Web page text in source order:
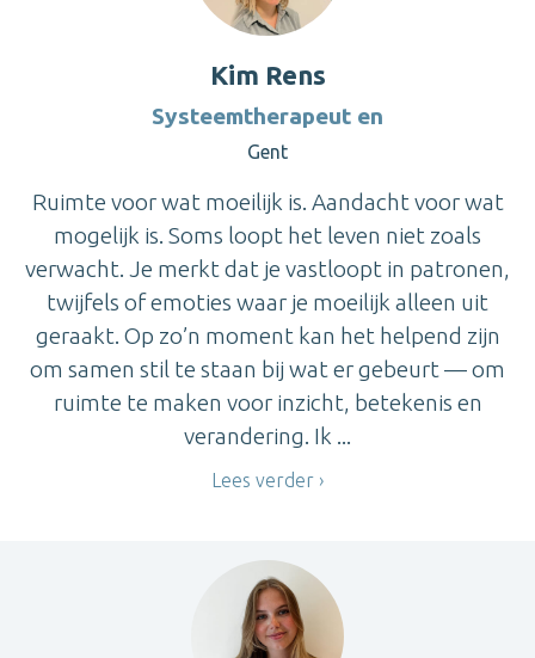
Kim Rens
Systeemtherapeut en
Gent
Ruimte voor wat moeilijk is. Aandacht voor wat
mogelijk is. Soms loopt het leven niet zoals
verwacht. Je merkt dat je vastloopt in patronen,
twijfels of emoties waar je moeilijk alleen uit
geraakt. Op zo’n moment kan het helpend zijn
om samen stil te staan bij wat er gebeurt — om
ruimte te maken voor inzicht, betekenis en
verandering. Ik ...
Lees verder